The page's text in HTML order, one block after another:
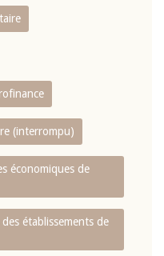
(interrompu)
économiques de
établissements de